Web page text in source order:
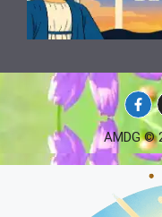
AMDG ©